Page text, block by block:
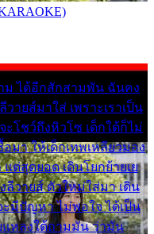
ม ได้อีกสักสามพัน ฉันคง
ายส์มาใส่ เพราะเราเป็น
ะโชว์ถึงหิวโซ เด็กใต้ก็ไม่
า ให้เด็กเทพเหลียวมอง
ต่สุดยอด เดินโยกย้ายเย
ลีวายส์ ตัวใหม่ใส่มา เดิน
มีปัญหา ไม่พอใจ ได้เป็น
แหลงใต้ถามมัน ว่ามัน